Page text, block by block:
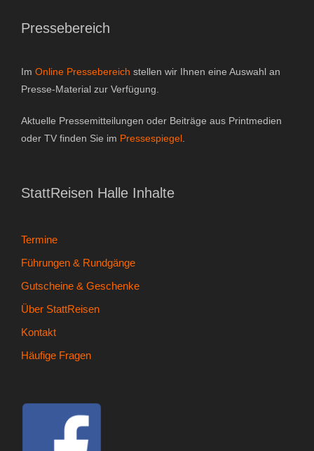
- StattReisen Verband
- Kontakt
Pressebereich
Im Online Pressebereich stellen wir Ihnen eine Auswahl an
Presse-Material zur Verfügung.
Aktuelle Pressemitteilungen oder Beiträge aus Printmedien
oder TV finden Sie im Pressespiegel
StattReisen Halle Inhalte
Termine
Führungen & Rundgänge
Gutscheine & Geschenke
Über StattReisen
Kontakt
Häufige Fragen